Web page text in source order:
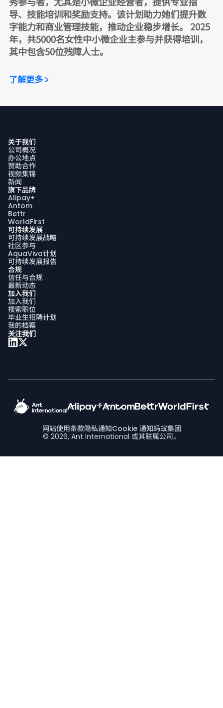
导、技能培训和奖励支持。该计划助力她们提升数
字能力和商业管理技能，推动企业稳步增长。 2025
年，共5000名女性中小微企业主参与并获得培训，
其中包含50位残障人士。
了解更多
关于我们
公司概况
办公地点
赞助合作
视频集锦
新闻
旗下品牌
Alipay+
Antom
Bettr
WorldFirst
可持续发展
可持续发展战略
社区参与
AquaViva计划
可持续发展报告
合规
信任与合规
最新动态
加入我们
加入我们
搜索职位
毕业生招聘计划
我的档案
关注我们
网站使用条款隐私通知Cookie 通知蚂蚁集团
© 2026, Ant International 或其联属公司。